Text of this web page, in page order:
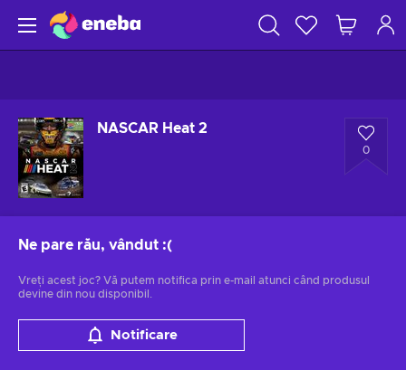
NASCAR Heat 2
0
Ne pare rău, vândut :(
Vreți acest joc? Vă putem notifica prin e-mail atunci când produsul
devine din nou disponibil.
Notificare